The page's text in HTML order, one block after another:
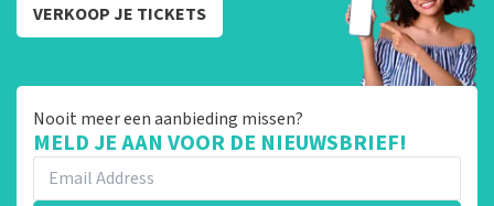
VERKOOP JE TICKETS
Nooit meer een aanbieding missen?
MELD JE AAN VOOR DE NIEUWSBRIEF!